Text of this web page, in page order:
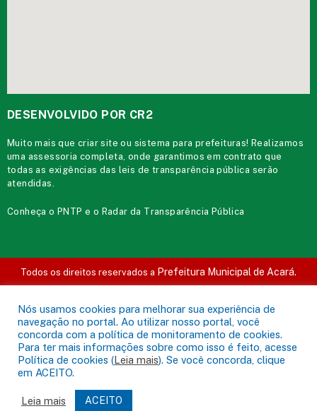
DESENVOLVIDO POR CR2
Muito mais quecriar site ou sistema para prefeituras! Realizamos
uma assessoria completa, onde garantimos em contrato que
todas as exigências das leis de transparência pública serão
atendidas.
Conheça oPNTP e o Radar da Transparência Pública
Todos os direitos reservados a Prefeitura Municipal de Acará.
Nós usamos cookies para melhorar sua experiência de
navegação no portal. Ao utilizar nosso portal, você
concorda com a política de monitoramento de cookies.
Para ter mais informações sobre como isso é feito, acesse
Política de cookies (Leia mais). Se você concorda, clique
em ACEITO.
Leia mais ACEITO